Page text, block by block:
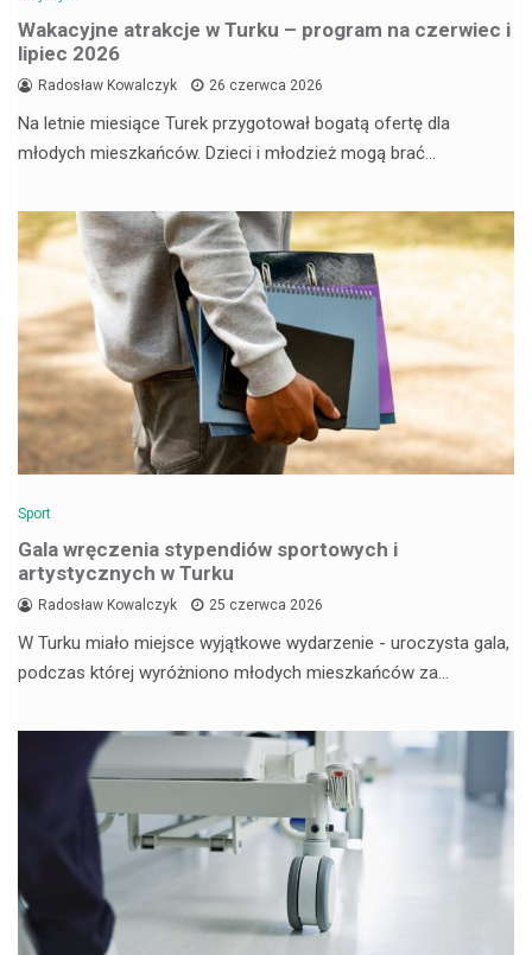
Wakacyjne atrakcje w Turku – program na czerwiec i
lipiec 2026
Radosław Kowalczyk 26 czerwca 2026
Na letnie miesiące Turek przygotował bogatą ofertę dla
młodych mieszkańców. Dzieci i młodzież mogą brać…
Sport
Gala wręczenia stypendiów sportowych i
artystycznych w Turku
Radosław Kowalczyk 25 czerwca 2026
W Turku miało miejsce wyjątkowe wydarzenie - uroczysta gala,
podczas której wyróżniono młodych mieszkańców za…